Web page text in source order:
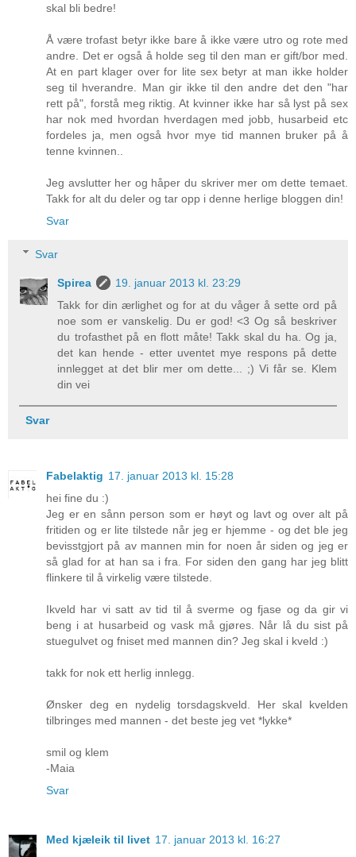
skal bli bedre!
Å være trofast betyr ikke bare å ikke være utro og rote med
andre. Det er også å holde seg til den man er gift/bor med.
At en part klager over for lite sex betyr at man ikke holder
seg til hverandre. Man gir ikke til den andre det den "har
rett på", forstå meg riktig. At kvinner ikke har så lyst på sex
har nok med hvordan hverdagen med jobb, husarbeid etc
fordeles ja, men også hvor mye tid mannen bruker på å
tenne kvinnen..
Jeg avslutter her og håper du skriver mer om dette temaet.
Takk for alt du deler og tar opp i denne herlige bloggen din!
Svar
Svar
Spirea
19. januar 2013 kl. 23:29
Takk for din ærlighet og for at du våger å sette ord på
noe som er vanskelig. Du er god! <3 Og så beskriver
du trofasthet på en flott måte! Takk skal du ha. Og ja,
det kan hende - etter uventet mye respons på dette
innlegget at det blir mer om dette... ;) Vi får se. Klem
din vei
Svar
Fabelaktig 17. januar 2013 kl. 15:28
hei fine du :)
Jeg er en sånn person som er høyt og lavt og over alt på
fritiden og er lite tilstede når jeg er hjemme - og det ble jeg
bevisstgjort på av mannen min for noen år siden og jeg er
så glad for at han sa i fra. For siden den gang har jeg blitt
flinkere til å virkelig være tilstede.
Ikveld har vi satt av tid til å sverme og fjase og da gir vi
beng i at husarbeid og vask må gjøres. Når lå du sist på
stuegulvet og fniset med mannen din? Jeg skal i kveld :)
takk for nok ett herlig innlegg.
Ønsker deg en nydelig torsdagskveld. Her skal kvelden
tilbringes med mannen - det beste jeg vet *lykke*
smil og klem
-Maia
Svar
Med kjæleik til livet 17. januar 2013 kl. 16:27